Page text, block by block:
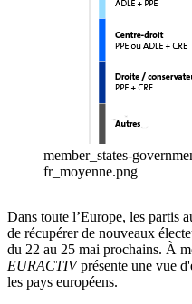
member_states-
fr_moyenne.png
Dans toute l’Europe, les partis
de récupérer de nouveaux
du 22 au 25 mai prochains. À
EURACTIVprésente une vue
les pays européens.